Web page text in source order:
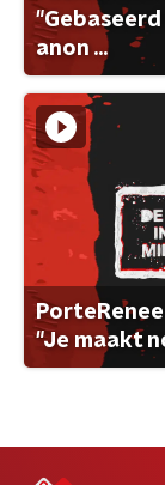
anon ...
"Je maakt